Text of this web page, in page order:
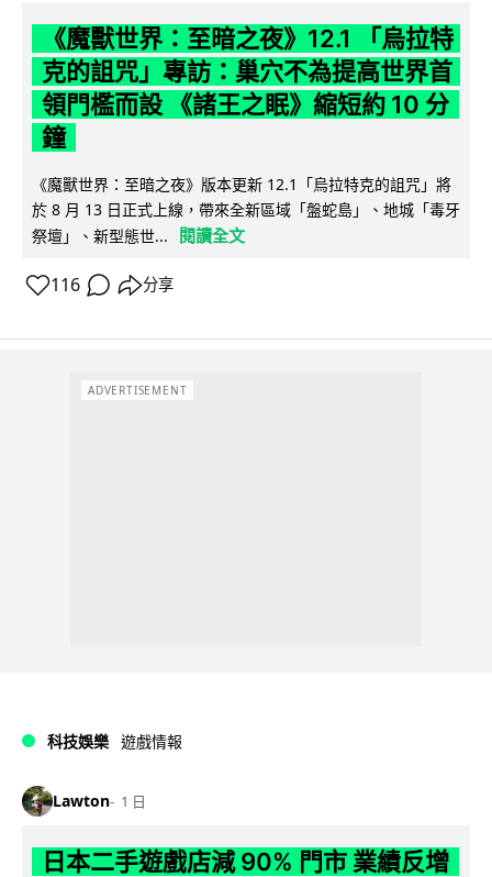
《魔獸世界：至暗之夜》12.1 「烏拉特
克的詛咒」專訪：巢穴不為提高世界首
領門檻而設 《諸王之眠》縮短約 10 分
鐘
《魔獸世界：至暗之夜》版本更新 12.1「烏拉特克的詛咒」將
於 8 月 13 日正式上線，帶來全新區域「盤蛇島」、地城「毒牙
祭壇」、新型態世...
閱讀全文
116 分享
ADVERTISEMENT
科技娛樂 遊戲情報
Lawton 1 日
日本二手遊戲店減 90% 門市 業績反增